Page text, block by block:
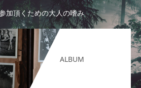
加頂くための大人の嗜み
ALBUM